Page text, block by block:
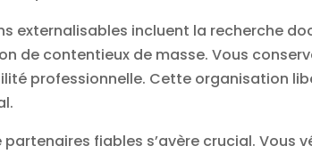
externalisables incluent la recherche
de contentieux de masse. Vous
professionnelle. Cette organisation
partenaires fiables s’avère crucial.